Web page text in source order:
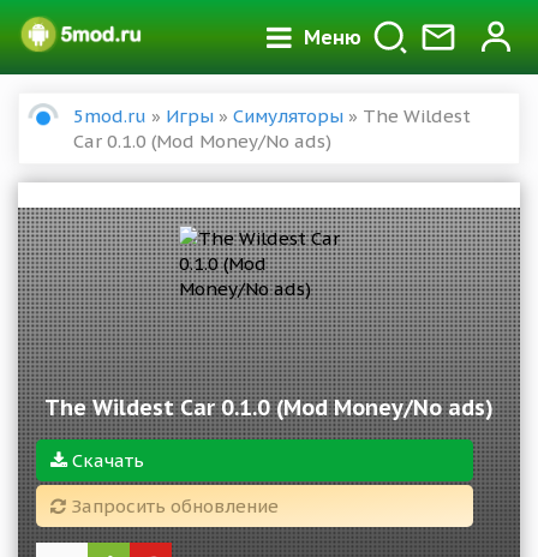
Меню
5mod.ru » Игры » Симуляторы » The Wildest
Car 0.1.0 (Mod Money/No ads)
The Wildest Car 0.1.0 (Mod Money/No ads)
Скачать
Запросить обновление